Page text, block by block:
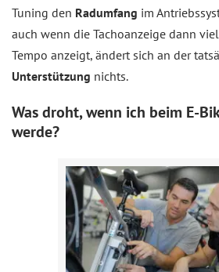
Tuning den Radumfang im
auch wenn die Tachoanzeige dann
Tempo anzeigt, ändert sich an der
Unterstützung nichts.
Was droht, wenn ich beim E-
werde?